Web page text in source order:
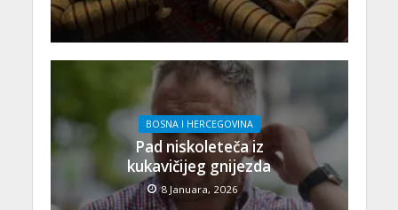
BOSNA I HERCEGOVINA
Pad niskoleteča iz
kukavičijeg gnijezda
8 Januara, 2026